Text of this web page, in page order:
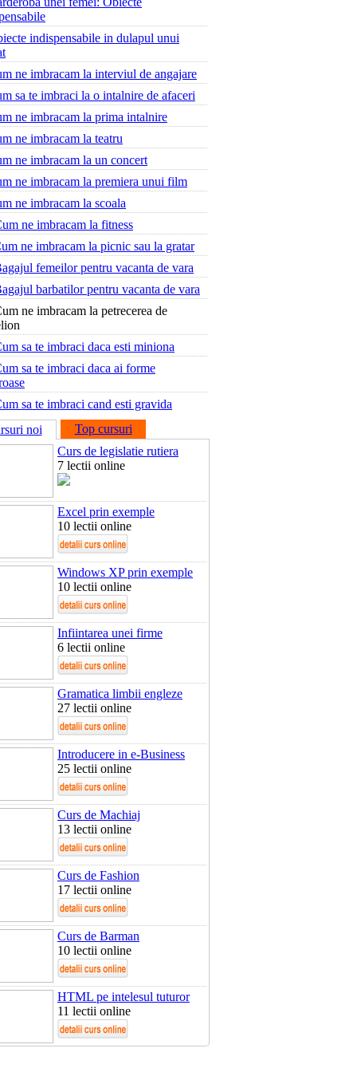
indispensabile in dulapul unui
ne imbracam la interviul de angajare
sa te imbraci la o intalnire de afaceri
ne imbracam la prima intalnire
ne imbracam la teatru
ne imbracam la un concert
ne imbracam la premiera unui film
ne imbracam la scoala
ne imbracam la fitness
ne imbracam la picnic sau la gratar
femeilor pentru vacanta de vara
barbatilor pentru vacanta de vara
ne imbracam la petrecerea de
sa te imbraci daca esti miniona
sa te imbraci daca ai forme
sa te imbraci cand esti gravida
noi
Top cursuri
Curs de legislatie rutiera
7 lectii online
Excel prin exemple
10 lectii online
Windows XP prin exemple
10 lectii online
Infiintarea unei firme
6 lectii online
Gramatica limbii engleze
27 lectii online
Introducere in e-Business
25 lectii online
Curs de Machiaj
13 lectii online
Curs de Fashion
17 lectii online
Curs de Barman
10 lectii online
HTML pe intelesul tuturor
11 lectii online